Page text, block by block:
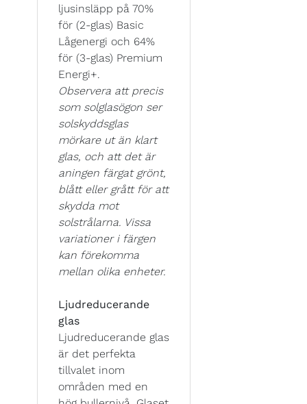
ljusinsläpp på 70%
för (2-glas) Basic
Lågenergi och 64%
för (3-glas) Premium
Energi+.
Observera att precis
som solglasögon ser
solskyddsglas
mörkare ut än klart
glas, och att det är
aningen färgat grönt,
blått eller grått för att
skydda mot
solstrålarna. Vissa
variationer i färgen
kan förekomma
mellan olika enheter.
Ljudreducerande
glas
Ljudreducerande glas
är det perfekta
tillvalet inom
områden med en